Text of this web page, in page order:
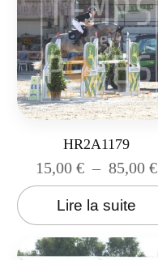
HR2A1179
15,00 € – 85,00 €
Lire la suite